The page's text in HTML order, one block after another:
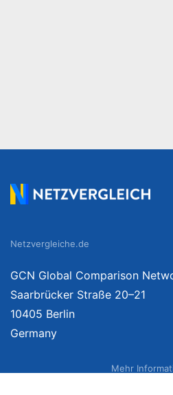
Netzvergleiche.de
GCN Global Comparison
Saarbrücker Straße 20–21
10405 Berlin
Germany
Mehr